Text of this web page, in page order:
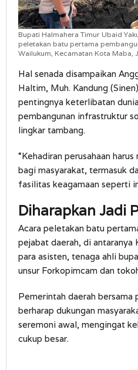
Bupati Halmahera Timur Ubaid
peletakan batu pertama
Wailukum, Kecamatan Kota Maba,
Hal senada disampaikan
Haltim, Muh. Kandung
pentingnya keterlibatan
pembangunan infrastruktur
lingkar tambang.
“Kehadiran perusahaan
bagi masyarakat, termasuk
fasilitas keagamaan seperti
Diharapkan Jadi
Acara peletakan batu
pejabat daerah, di
para asisten, tenaga ahli
unsur Forkopimcam dan
Pemerintah daerah bersama
berharap dukungan
seremoni awal, mengingat
cukup besar.